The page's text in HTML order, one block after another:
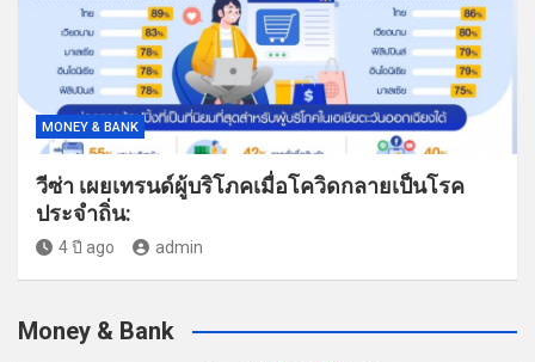
MONEY & BANK
วีซ่า เผยเทรนด์ผู้บริโภคเมื่อโควิดกลายเป็นโรค
ประจำถิ่น:
4 ปี ago admin
Money & Bank